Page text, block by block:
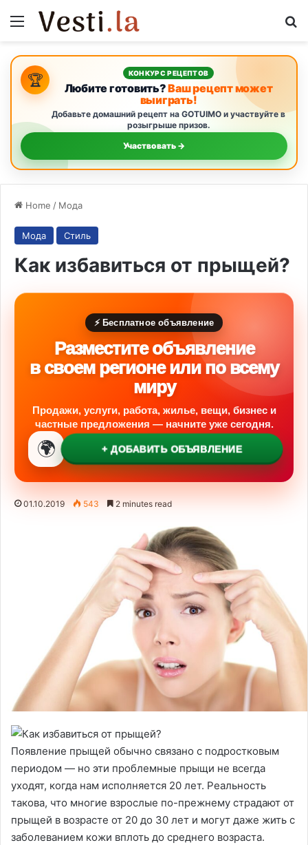
Menu
🏆 КОНКУРС РЕЦЕПТОВ
Любите готовить?Ваш рецепт может
выиграть!
Добавьте домашний рецепт на GOTUIMO и участвуйте в
розыгрыше призов.
Участвовать →
Home / Мода
Мода Стиль
Как избавиться от прыщей?
⚡ Бесплатное объявление
Разместите объявление
в своем регионе или по всему
миру
Продажи, услуги, работа, жилье, вещи, бизнес и
частные предложения — начните уже сегодня.
🌍 + ДОБАВИТЬ ОБЪЯВЛЕНИЕ
01.10.2019 543 2 minutes read
Появление прыщей обычно связано с подростковым
периодом — но эти проблемные прыщи не всегда
уходят, когда нам исполняется 20 лет. Реальность
такова, что многие взрослые по-прежнему страдают от
прыщей в возрасте от 20 до 30 лет и могут даже жить с
заболеванием кожи вплоть до среднего возраста.